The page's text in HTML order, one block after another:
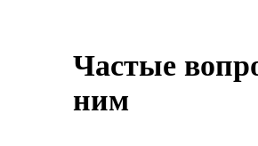
Частые
ним